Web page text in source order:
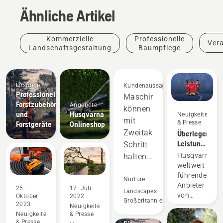
Ähnliche Artikel
Kommerzielle
Landschaftsgestaltung
Professionelle
Baumpflege
Lösungen
Professionelles
Forstzubehör
und
Forstgeräte
25.
Oktober
2023
Neuigkeiten
Angebote
Husqvarna
Onlineshop
17. Juli
2022
Neuigkeiten
& Presse
Kundenaussagen
Maschinen
können
mit
Zweitaktgeräten
Schritt
halten
übertreffen
sie
sogar
in
Nurture
Landscapes
Großbritannien
Neuigkeiten
& Presse
Überlegene
Leistung
auf dem
Rasen
zahlt
sich
immer
Husqvarna,
weltweit
führender
Anbieter
von
freut